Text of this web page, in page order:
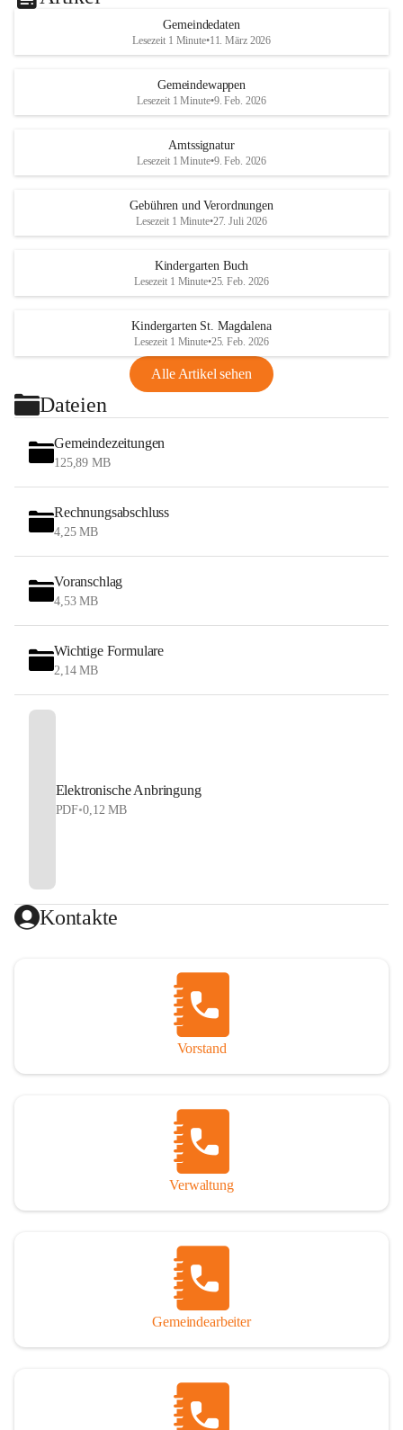
Gemeindedaten
Lesezeit 1 Minute•11. März 2026
Gemeindewappen
Lesezeit 1 Minute•9. Feb. 2026
Amtssignatur
Lesezeit 1 Minute•9. Feb. 2026
Gebühren und Verordnungen
Lesezeit 1 Minute•27. Juli 2026
Kindergarten Buch
Lesezeit 1 Minute•25. Feb. 2026
Kindergarten St. Magdalena
Lesezeit 1 Minute•25. Feb. 2026
Alle Artikel sehen
Dateien
Gemeindezeitungen
125,89 MB
Rechnungsabschluss
4,25 MB
Voranschlag
4,53 MB
Wichtige Formulare
2,14 MB
Elektronische Anbringung
PDF•0,12 MB
Kontakte
Vorstand
Verwaltung
Gemeindearbeiter